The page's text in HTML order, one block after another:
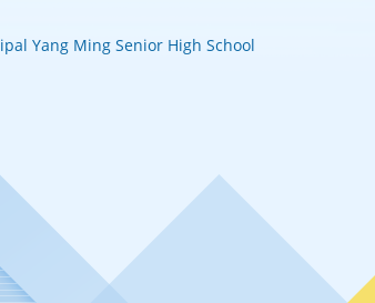
Yang Ming Senior High School